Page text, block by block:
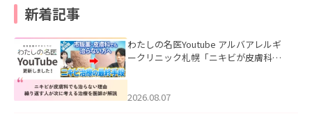
新着記事
わたしの名医Youtube アルバアレルギ
ークリニック札幌「ニキビが皮膚科で
ました。
2026.08.07